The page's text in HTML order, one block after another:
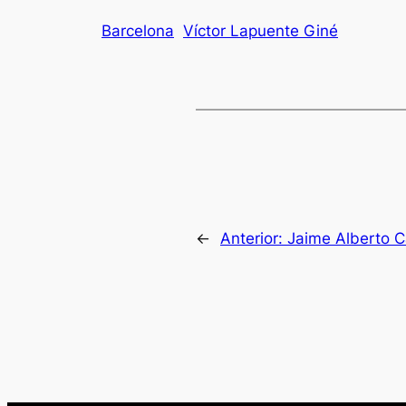
Barcelona Víctor Lapuente Giné
← Anterior: Jaime Alberto